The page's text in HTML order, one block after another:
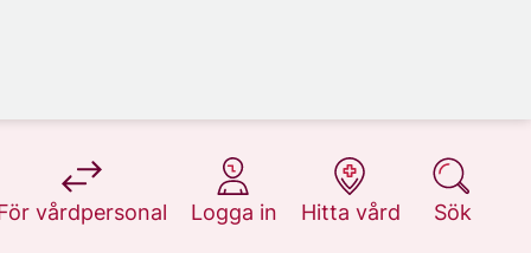
vårdpersonal
på 1177.se
Logga in
på 1177.se
Hitta vård
på 1177.se
Sök
på 1177.se